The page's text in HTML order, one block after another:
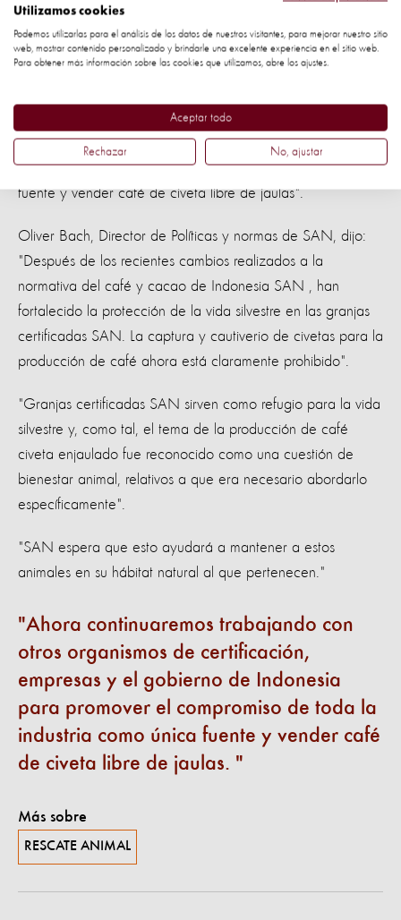
café está tomando en serio este problema y tomar medidas
"Ahora continuaremos trabajando con otros organismos de
certificación, empresas y el gobierno de Indonesia para
promover el compromiso de toda la industria como única
fuente y vender café de civeta libre de jaulas".
Oliver Bach, Director de Políticas y normas de SAN, dijo:
"Después de los recientes cambios realizados a la
normativa del café y cacao de Indonesia SAN , han
fortalecido la protección de la vida silvestre en las granjas
certificadas SAN. La captura y cautiverio de civetas para la
producción de café ahora está claramente prohibido".
"Granjas certificadas SAN sirven como refugio para la vida
silvestre y, como tal, el tema de la producción de café
civeta enjaulado fue reconocido como una cuestión de
bienestar animal, relativos a que era necesario abordarlo
específicamente".
"SAN espera que esto ayudará a mantener a estos
animales en su hábitat natural al que pertenecen."
Ahora continuaremos trabajando con
otros organismos de certificación,
empresas y el gobierno de Indonesia
para promover el compromiso de toda la
industria como única fuente y vender café
de civeta libre de jaulas.
Más sobre
RESCATE ANIMAL
Utilizamos cookies
Podemos utilizarlas para el análisis de los datos de nuestros visitantes, para mejorar nuestro sitio
web, mostrar contenido personalizado y brindarle una excelente experiencia en el sitio web.
Para obtener más información sobre las cookies que utilizamos, abre los ajustes.
Aceptar todo
Rechazar No, ajustar